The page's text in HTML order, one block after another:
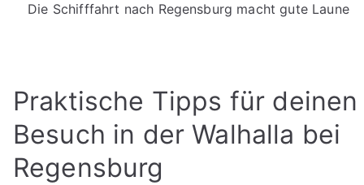
Die Schifffahrt nach Regensburg macht gute Laune
Praktische Tipps für deinen
Besuch in der Walhalla bei
Regensburg